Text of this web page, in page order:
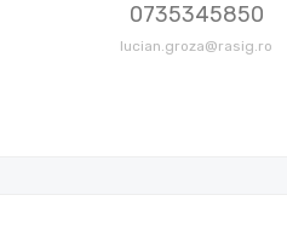
0735345850
lucian.groza@rasig.ro